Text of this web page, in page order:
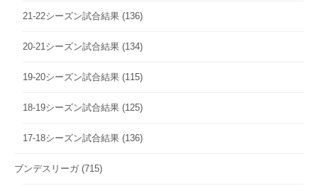
21-22シーズン試合結果 (136)
20-21シーズン試合結果 (134)
19-20シーズン試合結果 (115)
18-19シーズン試合結果 (125)
17-18シーズン試合結果 (136)
ブンデスリーガ (715)